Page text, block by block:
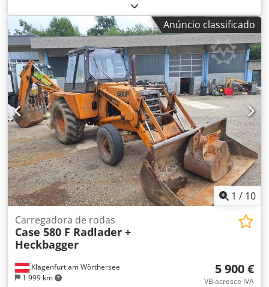
CASE de esteiras Tipo: 1650M Peso operacional: 19.200 kg
Potência: 122 kW Horas de trabalho: 5.396 Equipamentos: -
Banco aquecido - Ar-condicionado - Rádio - Ripper traseiro
com 3 dentes - Dispositivos e grades de proteção frontal
da cabine - Lâmina niveladora (hidraulicamente rebatível)
Também oferecemos suporte em
financiamento/arrendamento com nossos parceiros. Todas
as informações são fornecidas sem garantia. Sujeito a
erros e venda intermediária. Dodpfx Aiezhyrms Rsck
Anúncio classificado
1 / 10
Klagenfurt am Wörthersee
1 999 km
Carregadora de rodas
Case 580 F Radlader +
Heckbagger
5 900 €
VB acresce IVA